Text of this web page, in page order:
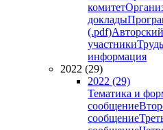
комитет
доклады
(.pdf)
участники
информация
2022 (29)
2022 (29)
Тематика и
сообщение
сообщение